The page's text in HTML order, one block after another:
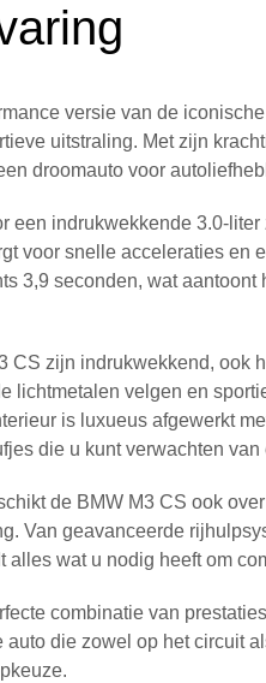
versie van de
uitstraling. Met zijn
droomauto voor
een indrukwekkende 3.0-
voor snelle acceleraties en
3,9 seconden, wat
CS zijn indrukwekkend, ook
lichtmetalen velgen en
is luxueus afgewerkt
die u kunt verwachten
de BMW M3 CS ook
Van geavanceerde
alles wat u nodig heeft om
combinatie van
die zowel op het circuit